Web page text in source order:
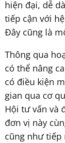
hiện đại, dễ
tiếp cận với
Đây cũng là
Thông qua
có thể nâng
có điều kiện
gian qua cơ
Hội tư vấn và
đơn vị này
cũng như tiếp